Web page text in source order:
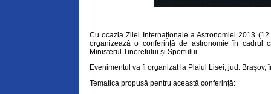
Cu ocazia Zilei Internaționale a Astronomiei 2013
organizează o conferință de astronomie în cadrul
Ministerul Tineretului și Sportului.
Evenimentul va fi organizat la Plaiul Lisei, jud. Brașov,
Tematica propusă pentru această conferință: